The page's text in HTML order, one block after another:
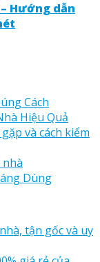
Hướng dẫn
Cách
Hiệu Quả
và cách kiểm
nhà
Dùng
tận gốc và uy